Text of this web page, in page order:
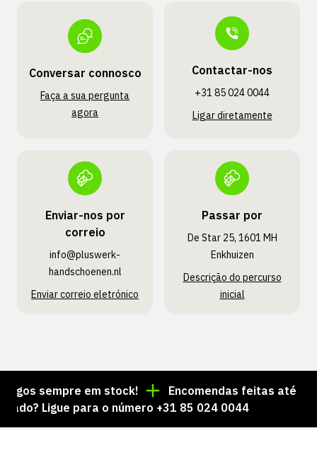
Conversar connosco
Faça a sua pergunta
agora
Contactar-nos
+31 85 024 0044
Ligar diretamente
Enviar-nos por
correio
info@pluswerk­
handschoenen.nl
Enviar correio eletrónico
Passar por
De Star 25, 1601 MH
Enkhuizen
Descrição do percurso
inicial
sempre em stock!
Encomendas feitas até às
Ligue para o número +31 85 024 0044